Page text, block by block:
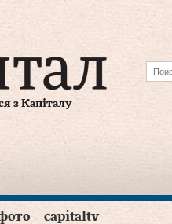
з Капіталу
capitaltv